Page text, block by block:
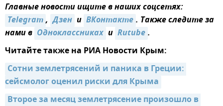
Главные новости ищите в наших соцсетях:
Telegram, Дзен и ВКонтакте. Также следите за
нами в Одноклассниках и Rutube.
Читайте также на РИА Новости Крым:
Сотни землетрясений и паника в Греции:
сейсмолог оценил риски для Крыма
Второе за месяц землетрясение произошло в